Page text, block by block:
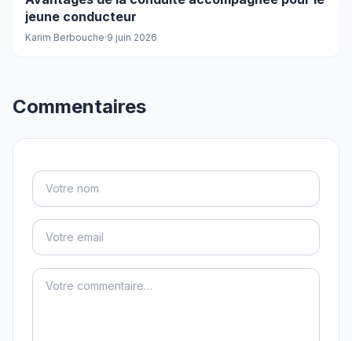
jeune conducteur
Karim Berbouche·9 juin 2026
Commentaires